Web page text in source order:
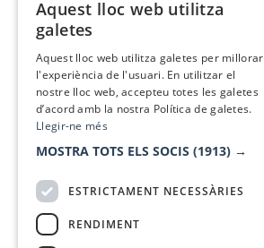
Aquest lloc web utilitza
galetes
Aquest lloc web utilitza galetes per millorar
l'experiència de l'usuari. En utilitzar el
nostre lloc web, accepteu totes les galetes
d’acord amb la nostra Política de galetes.
Llegir-ne més
MOSTRA TOTS ELS SOCIS (1913) →
ESTRICTAMENT NECESSÀRIES
RENDIMENT